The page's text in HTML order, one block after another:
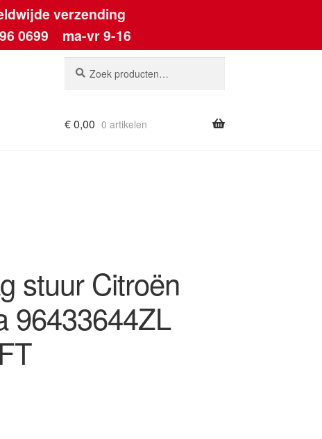
verzending
0699 ma-vr 9-16
naar:
€0,00 0 artikelen
stuur Citroën
96433644ZL